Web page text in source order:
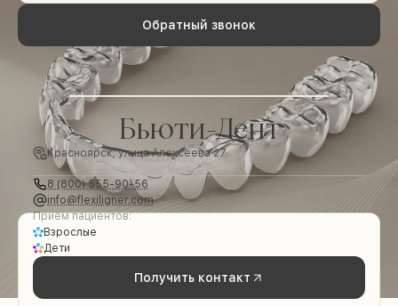
Обратный звонок
Бьюти-Дент
Красноярск, улица Алексеева 27
8 (800) 555-90-56
info@flexiligner.com
Приём пациентов:
Взрослые
Дети
Получить контакт